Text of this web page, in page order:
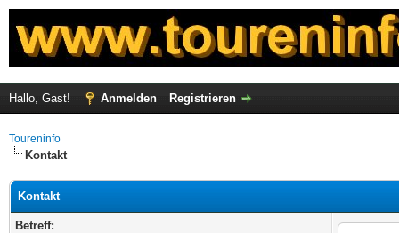
Hallo, Gast! Anmelden Registrieren
Toureninfo
Kontakt
Kontakt
Betreff: